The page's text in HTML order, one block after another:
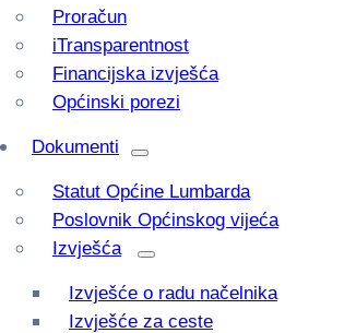
Proračun
iTransparentnost
Financijska izvješća
Općinski porezi
Dokumenti
Statut Općine Lumbarda
Poslovnik Općinskog vijeća
Izvješća
Izvješće o radu načelnika
Izvješće za ceste